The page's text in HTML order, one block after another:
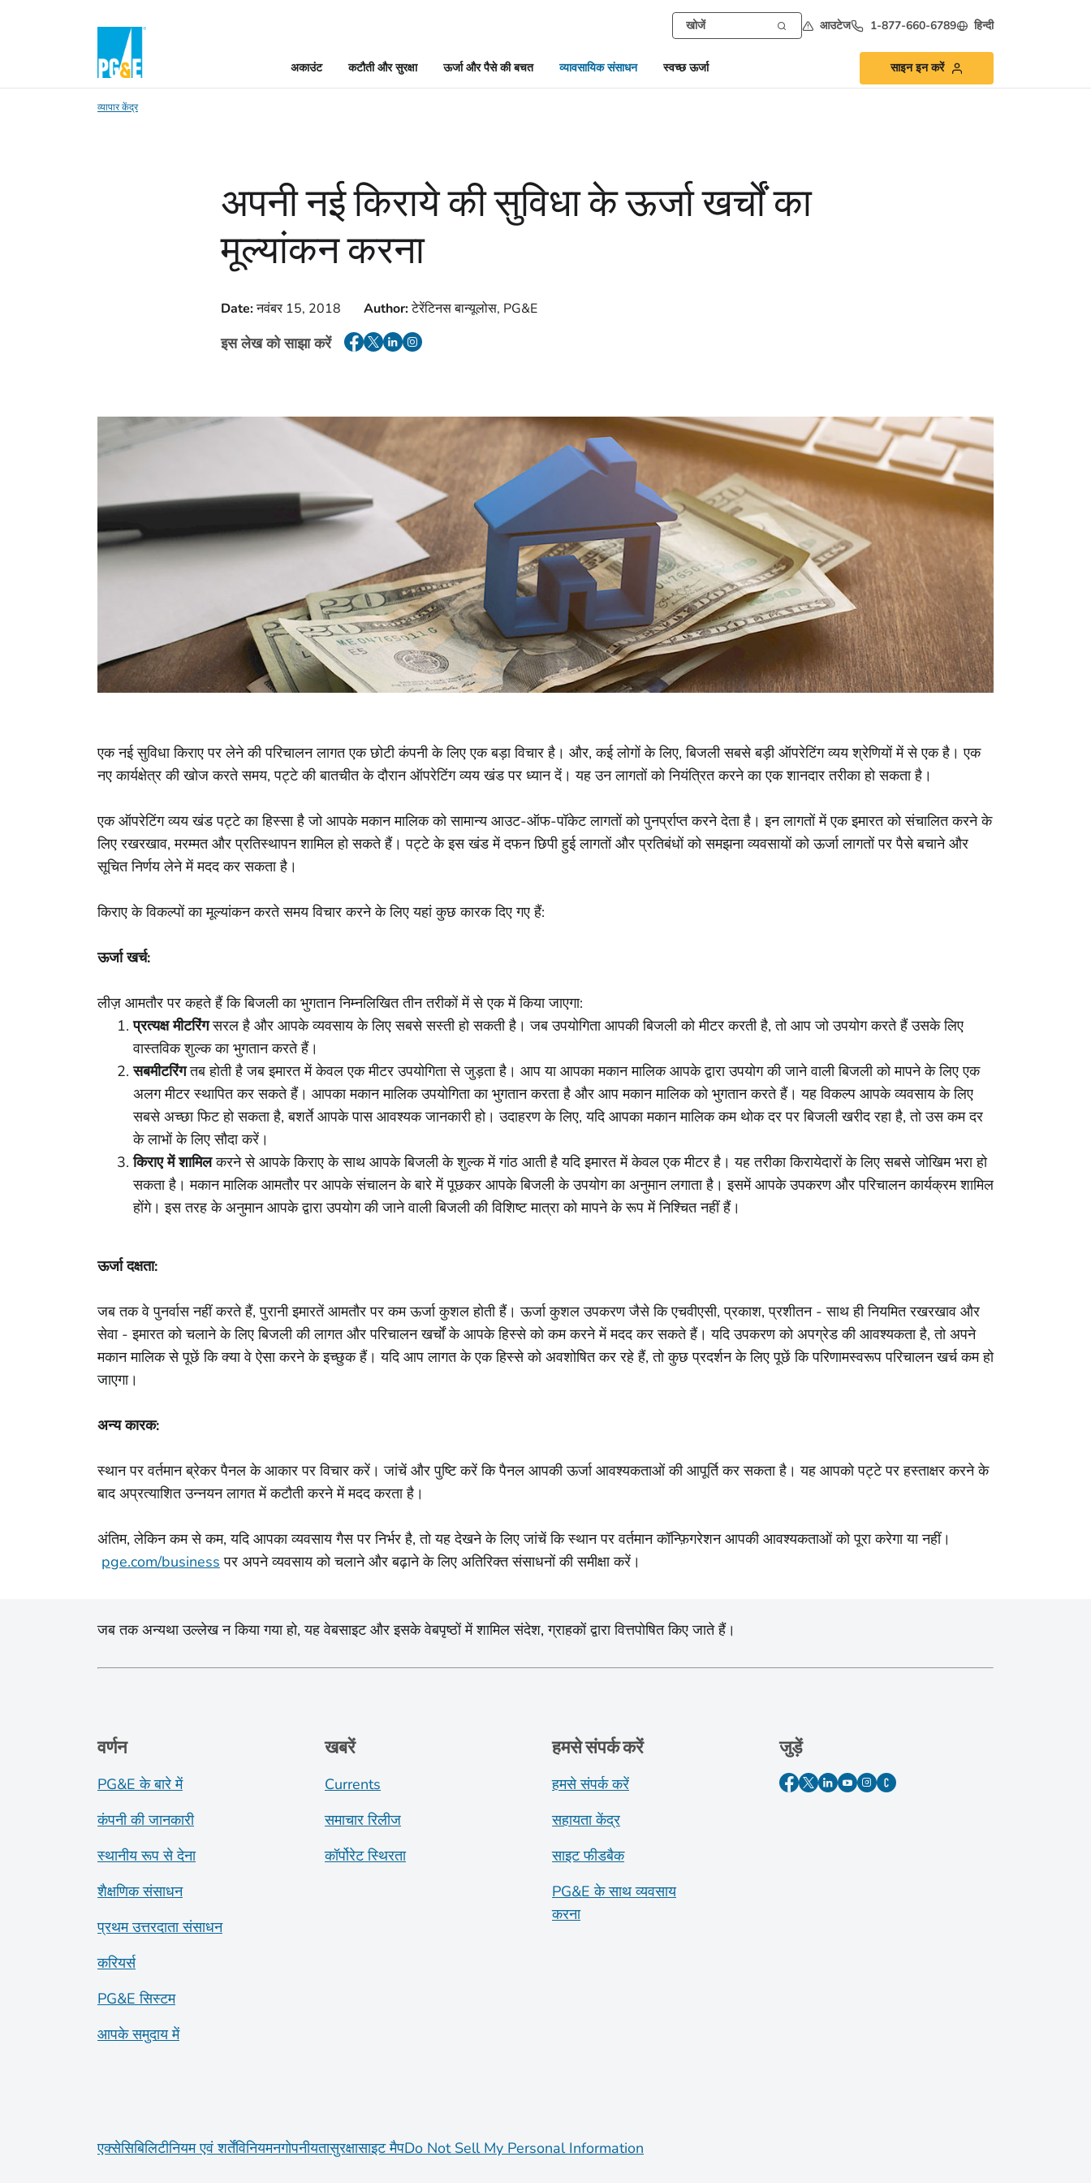
आउटेज 1-877-660-6789 हिन्दी
अकाउंट कटौती और सुरक्षा ऊर्जा और पैसे की बचत व्यावसायिक संसाधन स्वच्छ ऊर्जा साइन इन करें
व्यापार केंद्र
अपनी नई किराये की सुविधा के ऊर्जा खर्चों का
मूल्यांकन करना
Date:नवंबर 15, 2018 Author:टेरेंटिनस बान्यूलोस, PG&E
इस लेख को साझा करें
एक नई सुविधा किराए पर लेने की परिचालन लागत एक छोटी कंपनी के लिए एक बड़ा विचार है। और, कई लोगों के लिए, बिजली सबसे बड़ी ऑपरेटिंग व्यय श्रेणियों में से एक है। एक
नए कार्यक्षेत्र की खोज करते समय, पट्टे की बातचीत के दौरान ऑपरेटिंग व्यय खंड पर ध्यान दें। यह उन लागतों को नियंत्रित करने का एक शानदार तरीका हो सकता है।
एक ऑपरेटिंग व्यय खंड पट्टे का हिस्सा है जो आपके मकान मालिक को सामान्य आउट-ऑफ-पॉकेट लागतों को पुनर्प्राप्त करने देता है। इन लागतों में एक इमारत को संचालित करने के
लिए रखरखाव, मरम्मत और प्रतिस्थापन शामिल हो सकते हैं। पट्टे के इस खंड में दफन छिपी हुई लागतों और प्रतिबंधों को समझना व्यवसायों को ऊर्जा लागतों पर पैसे बचाने और
सूचित निर्णय लेने में मदद कर सकता है।
किराए के विकल्पों का मूल्यांकन करते समय विचार करने के लिए यहां कुछ कारक दिए गए हैं:
ऊर्जा खर्च:
लीज़ आमतौर पर कहते हैं कि बिजली का भुगतान निम्नलिखित तीन तरीकों में से एक में किया जाएगा:
प्रत्यक्ष मीटरिंगसरल है और आपके व्यवसाय के लिए सबसे सस्ती हो सकती है। जब उपयोगिता आपकी बिजली को मीटर करती है, तो आप जो उपयोग करते हैं उसके लिए
वास्तविक शुल्क का भुगतान करते हैं।
सबमीटरिंगतब होती है जब इमारत में केवल एक मीटर उपयोगिता से जुड़ता है। आप या आपका मकान मालिक आपके द्वारा उपयोग की जाने वाली बिजली को मापने के लिए एक
अलग मीटर स्थापित कर सकते हैं। आपका मकान मालिक उपयोगिता का भुगतान करता है और आप मकान मालिक को भुगतान करते हैं। यह विकल्प आपके व्यवसाय के लिए
सबसे अच्छा फिट हो सकता है, बशर्ते आपके पास आवश्यक जानकारी हो। उदाहरण के लिए, यदि आपका मकान मालिक कम थोक दर पर बिजली खरीद रहा है, तो उस कम दर
के लाभों के लिए सौदा करें।
किराए में शामिलकरने से आपके किराए के साथ आपके बिजली के शुल्क में गांठ आती है यदि इमारत में केवल एक मीटर है। यह तरीका किरायेदारों के लिए सबसे जोखिम भरा हो
सकता है। मकान मालिक आमतौर पर आपके संचालन के बारे में पूछकर आपके बिजली के उपयोग का अनुमान लगाता है। इसमें आपके उपकरण और परिचालन कार्यक्रम शामिल
होंगे। इस तरह के अनुमान आपके द्वारा उपयोग की जाने वाली बिजली की विशिष्ट मात्रा को मापने के रूप में निश्चित नहीं हैं।
ऊर्जा दक्षता:
जब तक वे पुनर्वास नहीं करते हैं, पुरानी इमारतें आमतौर पर कम ऊर्जा कुशल होती हैं। ऊर्जा कुशल उपकरण जैसे कि एचवीएसी, प्रकाश, प्रशीतन - साथ ही नियमित रखरखाव और
सेवा - इमारत को चलाने के लिए बिजली की लागत और परिचालन खर्चों के आपके हिस्से को कम करने में मदद कर सकते हैं। यदि उपकरण को अपग्रेड की आवश्यकता है, तो अपने
मकान मालिक से पूछें कि क्या वे ऐसा करने के इच्छुक हैं। यदि आप लागत के एक हिस्से को अवशोषित कर रहे हैं, तो कुछ प्रदर्शन के लिए पूछें कि परिणामस्वरूप परिचालन खर्च कम हो
जाएगा।
अन्य कारक:
स्थान पर वर्तमान ब्रेकर पैनल के आकार पर विचार करें। जांचें और पुष्टि करें कि पैनल आपकी ऊर्जा आवश्यकताओं की आपूर्ति कर सकता है। यह आपको पट्टे पर हस्ताक्षर करने के
बाद अप्रत्याशित उन्नयन लागत में कटौती करने में मदद करता है।
अंतिम, लेकिन कम से कम, यदि आपका व्यवसाय गैस पर निर्भर है, तो यह देखने के लिए जांचें कि स्थान पर वर्तमान कॉन्फ़िगरेशन आपकी आवश्यकताओं को पूरा करेगा या नहीं।
pge.com/business पर अपने व्यवसाय को चलाने और बढ़ाने के लिए अतिरिक्त संसाधनों की समीक्षा करें।
जब तक अन्यथा उल्लेख न किया गया हो, यह वेबसाइट और इसके वेबपृष्ठों में शामिल संदेश, ग्राहकों द्वारा वित्तपोषित किए जाते हैं।
वर्णन
PG&E के बारे में
कंपनी की जानकारी
स्थानीय रूप से देना
शैक्षणिक संसाधन
प्रथम उत्तरदाता संसाधन
करियर्स
PG&E सिस्टम
आपके समुदाय में
खबरें
Currents
समाचार रिलीज
कॉर्पोरेट स्थिरता
हमसे संपर्क करें
हमसे संपर्क करें
सहायता केंद्र
साइट फीडबैक
PG&E के साथ व्यवसाय
करना
जुड़ें
एक्सेसिबिलिटीनियम एवं शर्तेंविनियमनगोपनीयतासुरक्षासाइट मैपDo Not Sell My Personal Information